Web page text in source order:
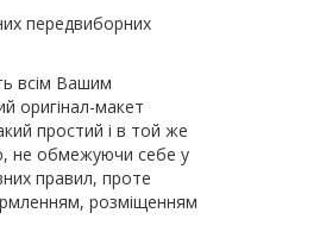
передвиборних
всім Вашим
оригінал-макет
простий і в той же
не обмежуючи себе у
правил, проте
розміщенням